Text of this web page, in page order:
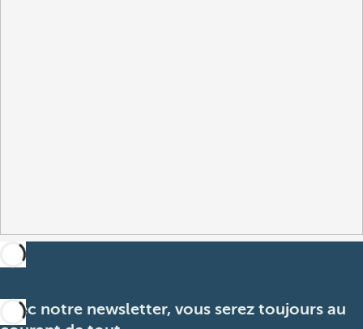
Avec notre newsletter, vous serez toujours au